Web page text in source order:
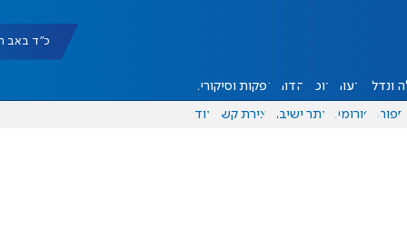
כ"ד באב תשפ"ו
ונדל"ן דעות אוכל יהדות הפקות וסיקורים
ספורט פורומים אתר ישיבה יצירת קשר עוד